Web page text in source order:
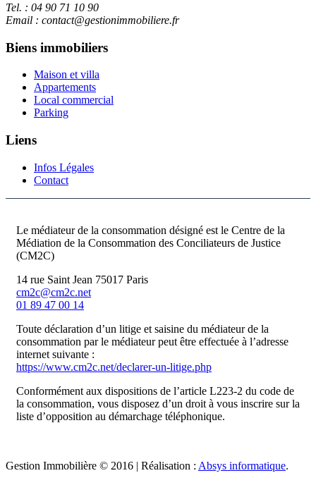
Tel. : 04 90 71 10 90
Email : contact@gestionimmobiliere.fr
Biens immobiliers
Maison et villa
Appartements
Local commercial
Parking
Liens
Infos Légales
Contact
Le médiateur de la consommation désigné est le Centre de la
Médiation de la Consommation des Conciliateurs de Justice
(CM2C)
14 rue Saint Jean 75017 Paris
cm2c@cm2c.net
01 89 47 00 14
Toute déclaration d’un litige et saisine du médiateur de la
consommation par le médiateur peut être effectuée à l’adresse
internet suivante :
https://www.cm2c.net/declarer-un-litige.php
Conformément aux dispositions de l’article L223-2 du code de
la consommation, vous disposez d’un droit à vous inscrire sur la
liste d’opposition au démarchage téléphonique.
Gestion Immobilière © 2016 | Réalisation : Absys informatique.